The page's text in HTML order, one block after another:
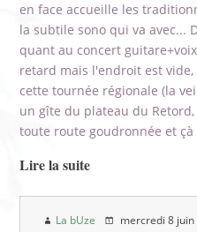
en face accueille les
la subtile sono qui va avec...
quant au concert
retard mais l'endroit est
cette tournée régionale (la
un gîte du plateau du
toute route goudronnée et
Lire la suite
La bUze mercredi 8 juin